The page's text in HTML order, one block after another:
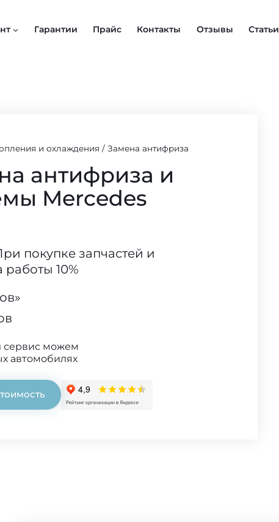
Гарантии Прайс Контакты Отзывы Статьи
и охлаждения / Замена антифриза
антифриза и
Mercedes
покупке запчастей и
работы 10%
сервис можем
автомобилях